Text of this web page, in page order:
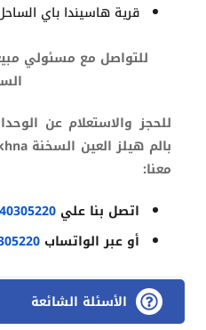
قرية هاسيندا باي
للتواصل مع مسئولي
للحجز والاستعلام عن
معنا:
اتصل بنا علي
أو عبر الواتساب
الأسئلة الشائعة